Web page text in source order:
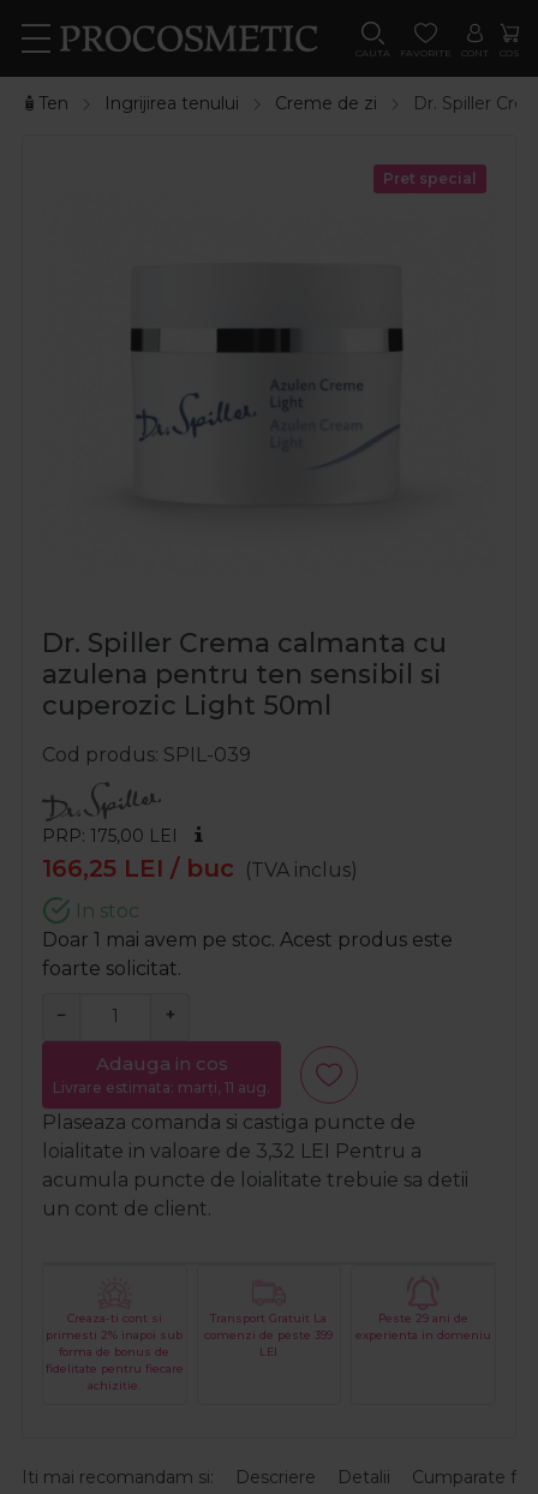
CAUTA FAVORITE CONT COS
🧴Ten Ingrijirea tenului Creme de zi Dr. Spiller
Pret special
Dr. Spiller Crema calmanta cu
azulena pentru ten sensibil si
cuperozic Light 50ml
Cod produs SPIL-039
PRP: 175,00 LEI
166,25 LEI / buc
(TVA inclus)
In stoc
Doar 1 mai avem pe stoc. Acest produs este
foarte solicitat.
− +
Adauga in cos
Livrare estimata: marți, 11 aug.
Plaseaza comanda si castiga puncte de
loialitate in valoare de 3,32 LEI
Pentru a
acumula puncte de loialitate trebuie sa detii
un cont de client.
Creaza-ti cont si
primesti 2% inapoi sub
forma de bonus de
fidelitate pentru fiecare
achizitie.
Transport Gratuit La
comenzi de peste 399
LEI
Peste 29 ani de
experienta in domeniu
Iti mai recomandam si: Descriere Detalii Cumparate